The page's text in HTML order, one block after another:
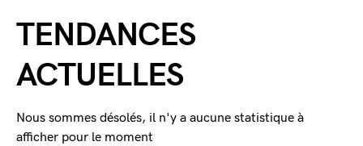
TENDANCES
ACTUELLES
Nous sommes désolés, il n'y a aucune statistique à
afficher pour le moment